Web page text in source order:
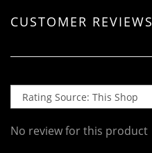
CUSTOMER REVIEWS
No review for this product